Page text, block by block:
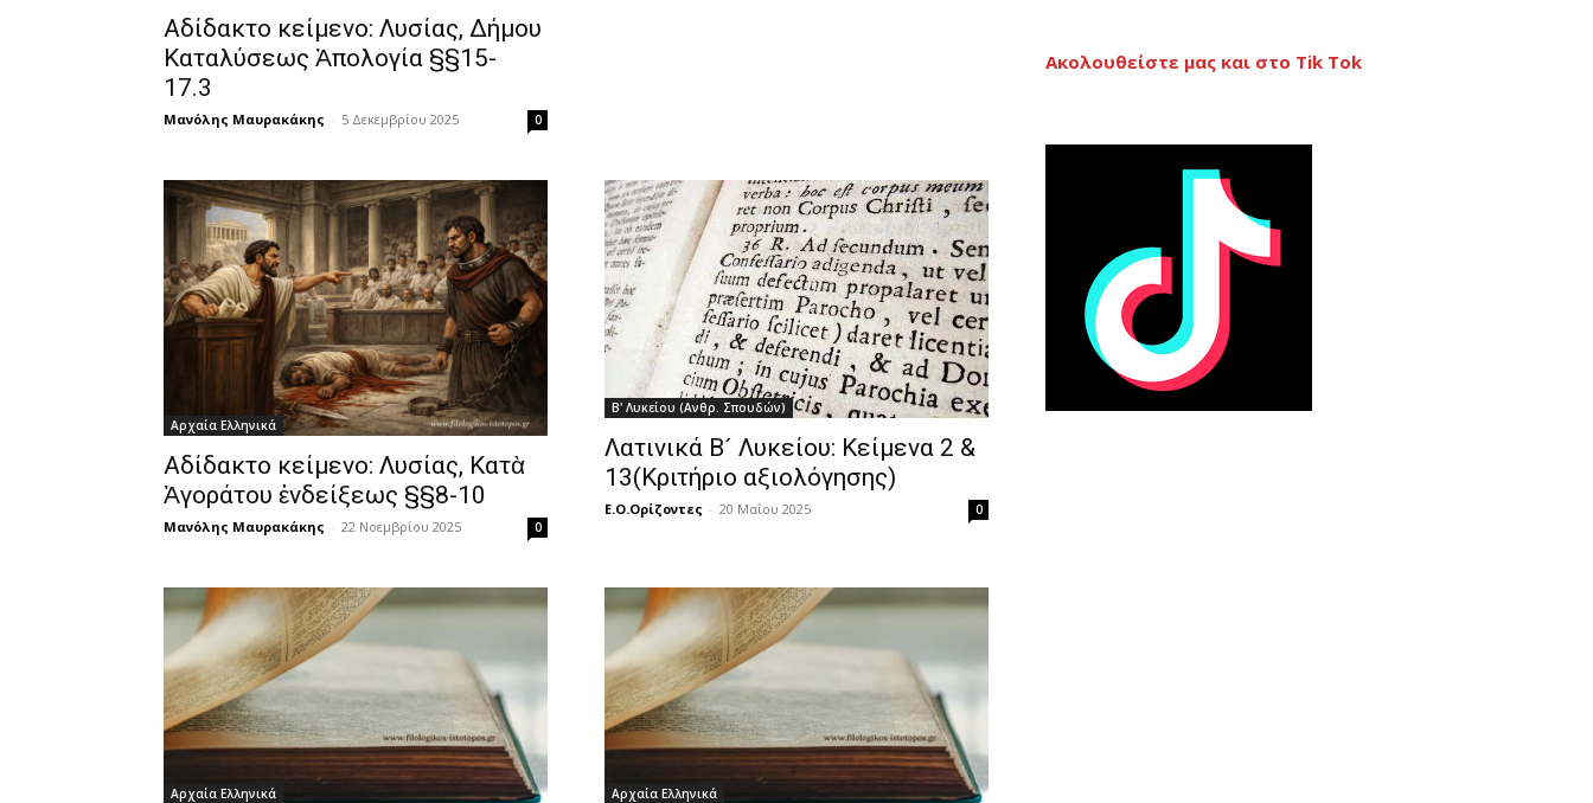
Αδίδακτο κείμενο: Λυσίας, Δήμου
Καταλύσεως Ἀπολογία §§15-
17.3
Μανόλης Μαυρακάκης - 5 Δεκεμβρίου 2025 0
Αρχαία Ελληνικά
Αδίδακτο κείμενο: Λυσίας, Κατὰ
Ἀγοράτου ἐνδείξεως §§8-10
Μανόλης Μαυρακάκης - 22 Νοεμβρίου 2025 0
Β' Λυκείου (Ανθρ. Σπουδών)
Λατινικά Β´ Λυκείου: Κείμενα 2 &
13(Κριτήριο αξιολόγησης)
Ε.Ο.Ορίζοντες - 20 Μαΐου 2025 0
Αρχαία Ελληνικά Αρχαία Ελληνικά
Ακολουθείστε μας και στο Tik Tok